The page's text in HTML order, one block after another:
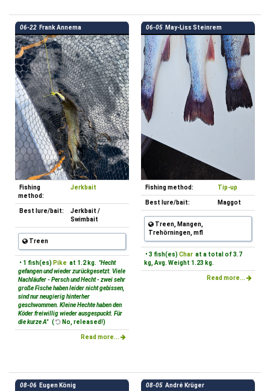
06-22 Frank Annema
Fishing
method:
Jerkbait
Best lure/bait:
Jerkbait /
Swimbait
Treen
• 1 fish(es) Pike at 1.2 kg. "Hecht
gefangen und wieder zurückgesetzt. Viele
Nachläufer - Persch und Hecht - zwei sehr
große Fische haben leider nicht gebissen,
sind nur neugierig hinterher
geschwommen. Kleine Hechte haben den
Köder freiwillig wieder ausgespuckt. Für
die kurze A" ( No, released!)
Read more...
06-05 May-Liss Steinrem
Fishing method: Tip-up
Best lure/bait: Maggot
Treen, Mangen,
Trehörningen, mfl
• 3 fish(es) Char at a total of 3.7
kg, Avg. Weight 1.23 kg.
Read more...
08-06 Eugen König 08-05 André Krüger